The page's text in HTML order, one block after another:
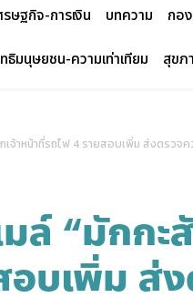
รษฐกิจ-การเงิน บทความ กอ
ธิมนุษยชน-ความเท่าเทียม สุขภ
เจ้าหน้าที่รถไฟ 4 รายสอบเพิ่ม ส่งตรวจ
ล์ “มักกะ
อบเพิ่ม ส่